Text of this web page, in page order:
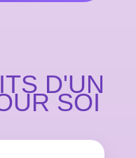
D'UN
SOI